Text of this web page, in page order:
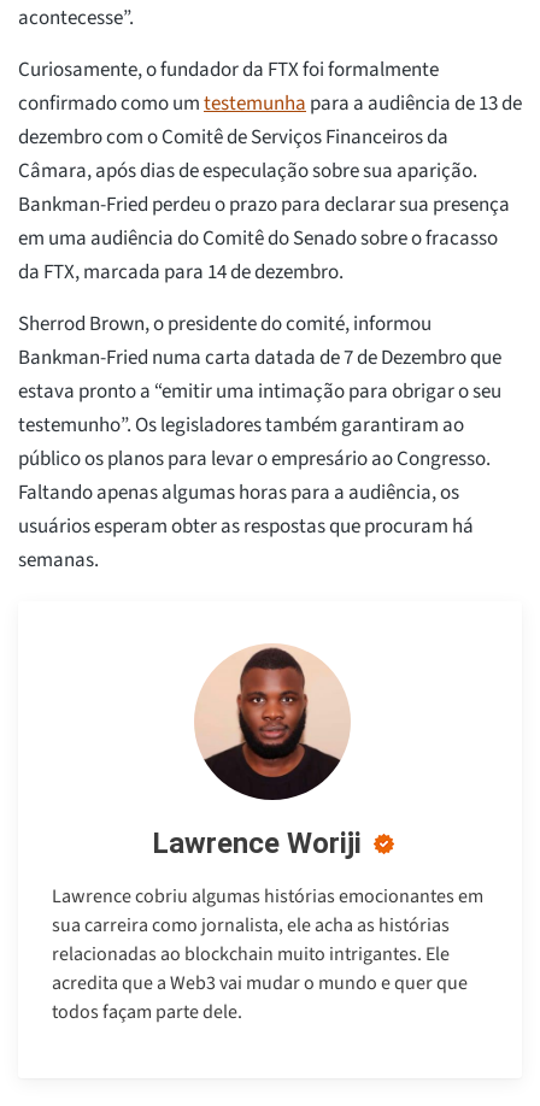
acontecesse”.
Curiosamente, o fundador da FTX foi formalmente
confirmado como umtestemunha para a audiência de 13 de
dezembro com o Comitê de Serviços Financeiros da
Câmara, após dias de especulação sobre sua aparição.
Bankman-Fried perdeu o prazo para declarar sua presença
em uma audiência do Comitê do Senado sobre o fracasso
da FTX, marcada para 14 de dezembro.
Sherrod Brown, o presidente do comité, informou
Bankman-Fried numa carta datada de 7 de Dezembro que
estava pronto a “emitir uma intimação para obrigar o seu
testemunho”. Os legisladores também garantiram ao
público os planos para levar o empresário ao Congresso.
Faltando apenas algumas horas para a audiência, os
usuários esperam obter as respostas que procuram há
semanas.
Lawrence Woriji
Lawrence cobriu algumas histórias emocionantes em
sua carreira como jornalista, ele acha as histórias
relacionadas ao blockchain muito intrigantes. Ele
acredita que a Web3 vai mudar o mundo e quer que
todos façam parte dele.